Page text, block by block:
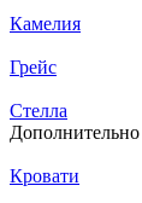
Камелия
Грейс
Стелла
Дополнительно
Кровати